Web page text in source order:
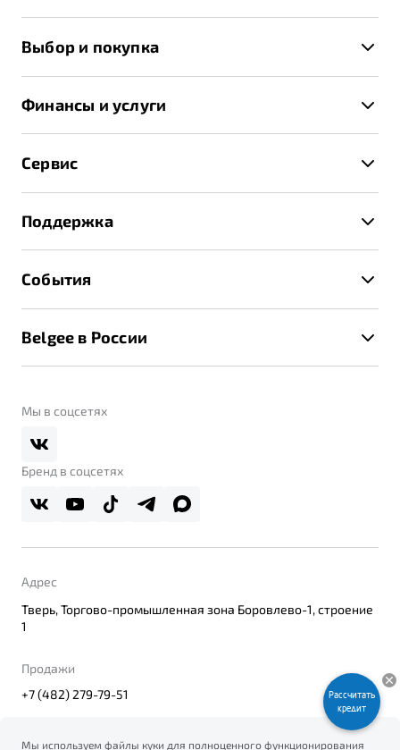
X70
Выбор и покупка
Записаться на тест-драйв
Получить предложение
Финансы и услуги
Страхование
Расчет КАСКО
Сервис
Техническое обслуживание
Калькулятор ТО
Поддержка
Помощь на дорогах
Belgee Линк
Реферальная программа
События
Belgee в России
О дилерском центре
Правовая информация
Мы в соцсетях
Бренд в соцсетях
Адрес
Тверь, Торгово-промышленная зона Боровлево-1, строение
1
Продажи
+7 (482) 279-79-51
Мы используем файлы куки для полноценного функционирования
Рассчитать
кредит